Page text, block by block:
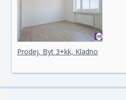
Prodej, Byt 3+kk, Kladno